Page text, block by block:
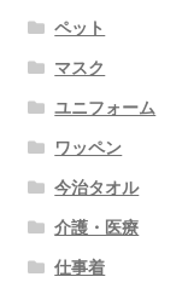
ペット
マスク
ユニフォーム
ワッペン
今治タオル
介護・医療
仕事着